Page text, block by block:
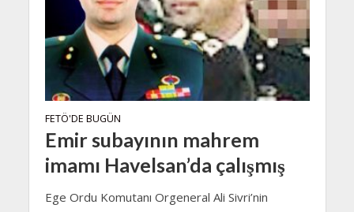
FETÖ'DE BUGÜN
Emir subayının mahrem
imamı Havelsan’da çalışmış
Ege Ordu Komutanı Orgeneral Ali Sivri’nin